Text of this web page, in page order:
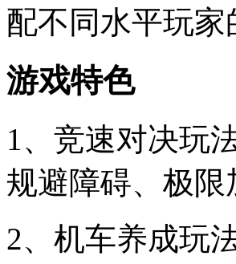
配不同水平玩
游戏特色
1、竞速对决玩
规避障碍、极
2、机车养成玩